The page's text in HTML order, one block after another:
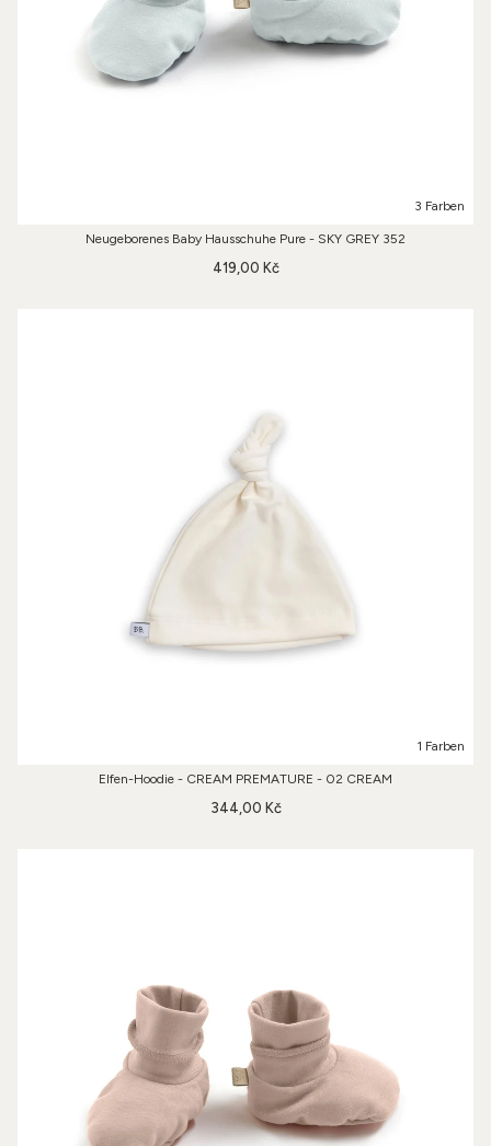
3 Farben
Neugeborenes Baby Hausschuhe Pure - SKY GREY 352
419,00 Kč
1 Farben
Elfen-Hoodie - CREAM PREMATURE - 02 CREAM
344,00 Kč